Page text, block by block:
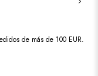
de más de 100 EUR.